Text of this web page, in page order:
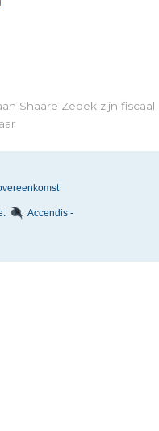
Shaare Zedek zijn fiscaal
Accendis -